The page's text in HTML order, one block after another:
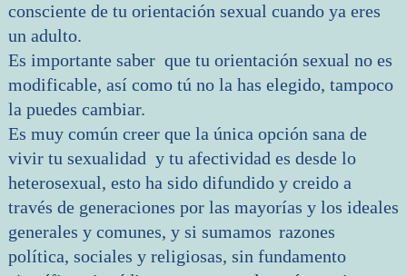
consciente de tu orientación sexual cuando ya eres
un adulto.
Es importante saber que tu orientación sexual no es
modificable, así como tú no la has elegido, tampoco
la puedes cambiar.
Es muy común creer que la única opción sana de
vivir tu sexualidad y tu afectividad es desde lo
heterosexual, esto ha sido difundido y creido a
través de generaciones por las mayorías y los ideales
generales y comunes, y si sumamos razones
política, sociales y religiosas, sin fundamento